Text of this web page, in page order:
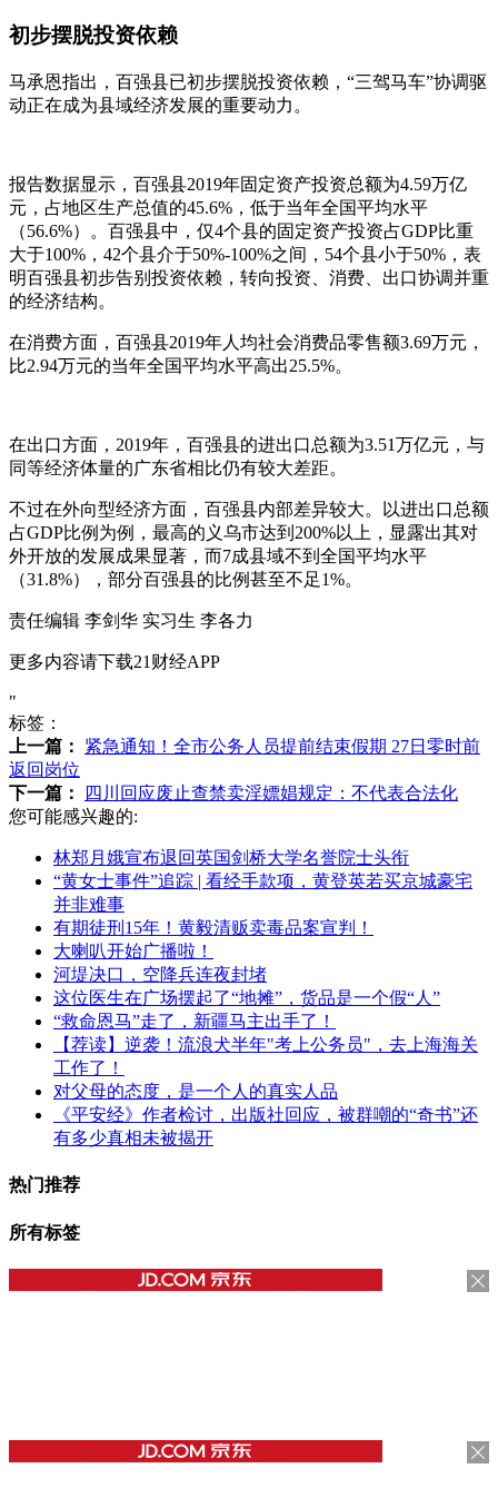
初步摆脱投资依赖
马承恩指出，百强县已初步摆脱投资依赖，“三驾马车”协调驱
动正在成为县域经济发展的重要动力。
报告数据显示，百强县2019年固定资产投资总额为4.59万亿
元，占地区生产总值的45.6%，低于当年全国平均水平
（56.6%）。百强县中，仅4个县的固定资产投资占GDP比重
大于100%，42个县介于50%-100%之间，54个县小于50%，表
明百强县初步告别投资依赖，转向投资、消费、出口协调并重
的经济结构。
在消费方面，百强县2019年人均社会消费品零售额3.69万元，
比2.94万元的当年全国平均水平高出25.5%。
在出口方面，2019年，百强县的进出口总额为3.51万亿元，与
同等经济体量的广东省相比仍有较大差距。
不过在外向型经济方面，百强县内部差异较大。以进出口总额
占GDP比例为例，最高的义乌市达到200%以上，显露出其对
外开放的发展成果显著，而7成县域不到全国平均水平
（31.8%），部分百强县的比例甚至不足1%。
责任编辑 李剑华 实习生 李各力
更多内容请下载21财经APP
"
标签：
上一篇：
紧急通知！全市公务人员提前结束假期 27日零时前
返回岗位
下一篇：
四川回应废止查禁卖淫嫖娼规定：不代表合法化
您可能感兴趣的:
林郑月娥宣布退回英国剑桥大学名誉院士头衔
“黄女士事件”追踪 | 看经手款项，黄登英若买京城豪宅
并非难事
有期徒刑15年！黄毅清贩卖毒品案宣判！
大喇叭开始广播啦！
河堤决口，空降兵连夜封堵
这位医生在广场摆起了“地摊”，货品是一个假“人”
“救命恩马”走了，新疆马主出手了！
【荐读】逆袭！流浪犬半年"考上公务员"，去上海海关
工作了！
对父母的态度，是一个人的真实人品
《平安经》作者检讨，出版社回应，被群嘲的“奇书”还
有多少真相未被揭开
热门推荐
所有标签